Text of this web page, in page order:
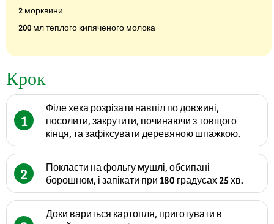
2 морквини
200 мл теплого кипяченого молока
Крок
1
Філе хека розрізати навпіл по довжині,
посолити, закрутити, починаючи з товщого
кінця, та зафіксувати деревяною шпажкою.
2
Покласти на фольгу мушлі, обсипані
борошном, і запікати при 180 градусах 25 хв.
Доки вариться картопля, приготувати в